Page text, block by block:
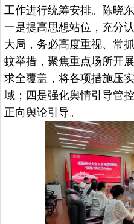
工作进行统筹安排。陈晓
一是提高思想站位，充分
大局，务必高度重视、常
蚊举措，聚焦重点场所开
求全覆盖，将各项措施压
域；四是强化舆情引导管
正向舆论引导。